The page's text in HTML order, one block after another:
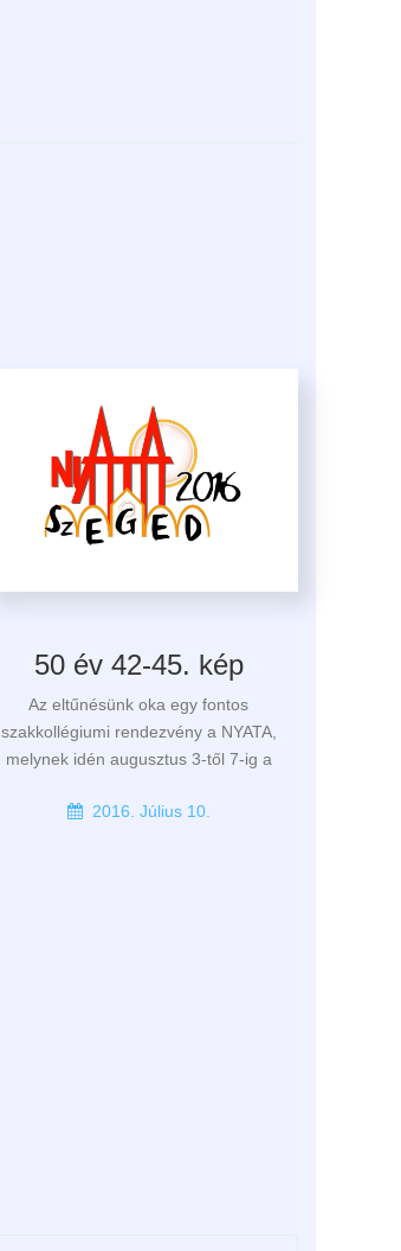
50 év 42-45. kép
Az eltűnésünk oka egy fontos
szakkollégiumi rendezvény a NYATA,
melynek idén augusztus 3-től 7-ig a
2016. Július 10.